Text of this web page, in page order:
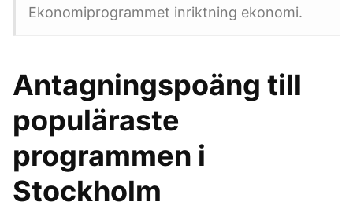
Ekonomiprogrammet inriktning ekonomi.
Antagningspoäng till
populäraste
programmen i
Stockholm